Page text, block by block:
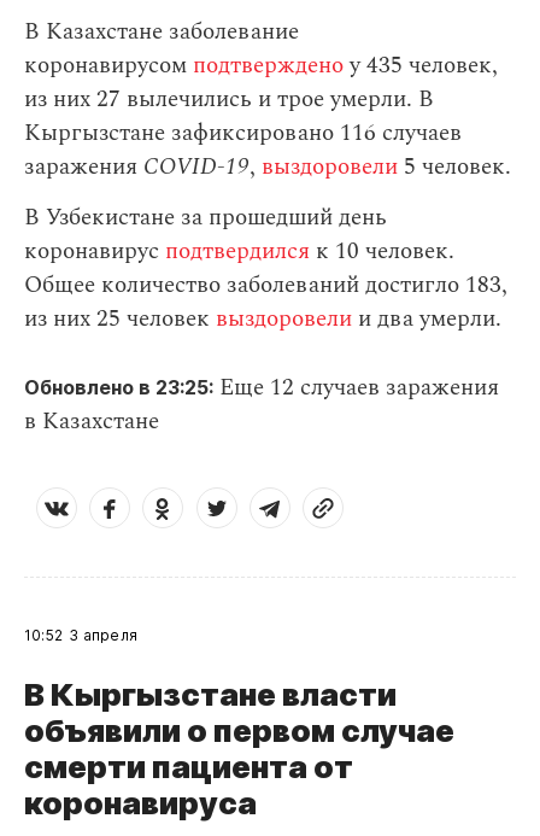
В Казахстане заболевание
коронавирусом подтвержденоу 435 человек,
из них 27 вылечились и трое умерли. В
Кыргызстане зафиксировано 116 случаев
заражения СOVID-19, выздоровели 5 человек.
В Узбекистане за прошедший день
коронавирус подтвердился к 10 человек.
Общее количество заболеваний достигло 183,
из них 25 человек выздоровели и два умерли.
Обновлено в 23:25: Еще 12 случаев заражения
в Казахстане
10:52 3 апреля
В Кыргызстане власти
объявили о первом случае
смерти пациента от
коронавируса